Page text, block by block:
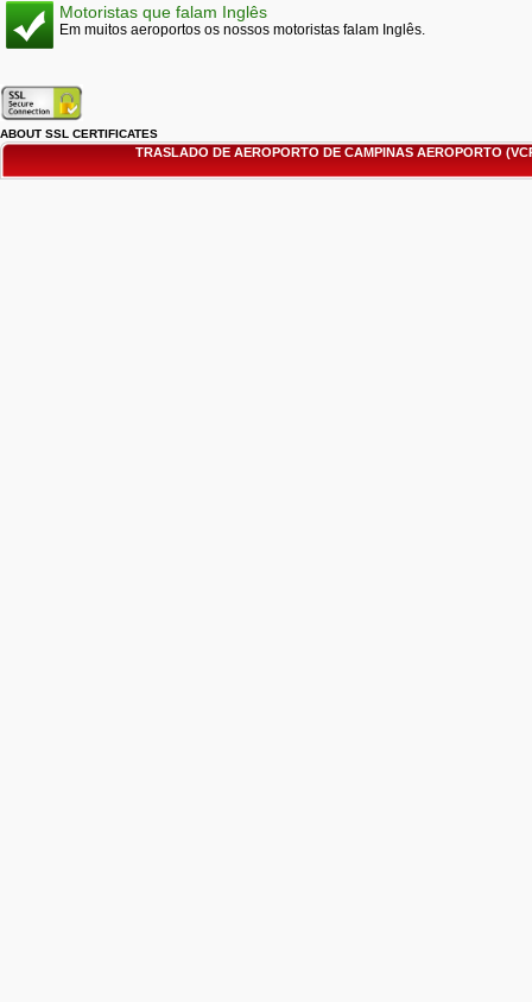
Motoristas que falam Inglês
Em muitos aeroportos os nossos motoristas falam Inglês.
ABOUT SSL CERTIFICATES
TRASLADO DE AEROPORTO DE CAMPINAS AEROPORTO